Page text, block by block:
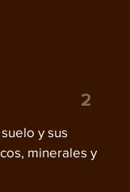
2
y sus
minerales y